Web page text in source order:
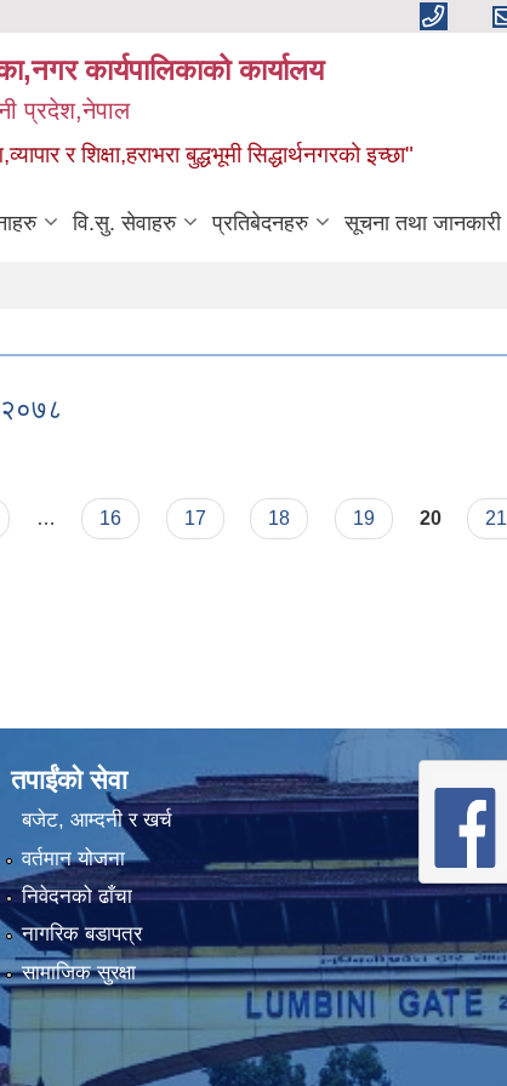
कार्यपालिकाको कार्यालय
प्रदेश,नेपाल
र शिक्षा,हराभरा बुद्धभूमी सिद्धार्थनगरको इच्छा"
वि.सु. सेवाहरु प्रतिबेदनहरु सूचना तथा जानकारी
२०७८
… 16 17 18 19 20 21
तपाईंको सेवा
बजेट, आम्दनी र खर्च
वर्तमान योजना
निवेदनको ढाँचा
नागरिक बडापत्र
सामाजिक सुरक्षा